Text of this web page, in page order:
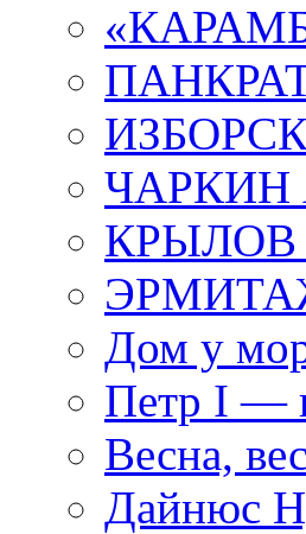
ЧАРКИН
КРЫЛОВ
Дом у
Петр I —
Весна,
Дайнюс